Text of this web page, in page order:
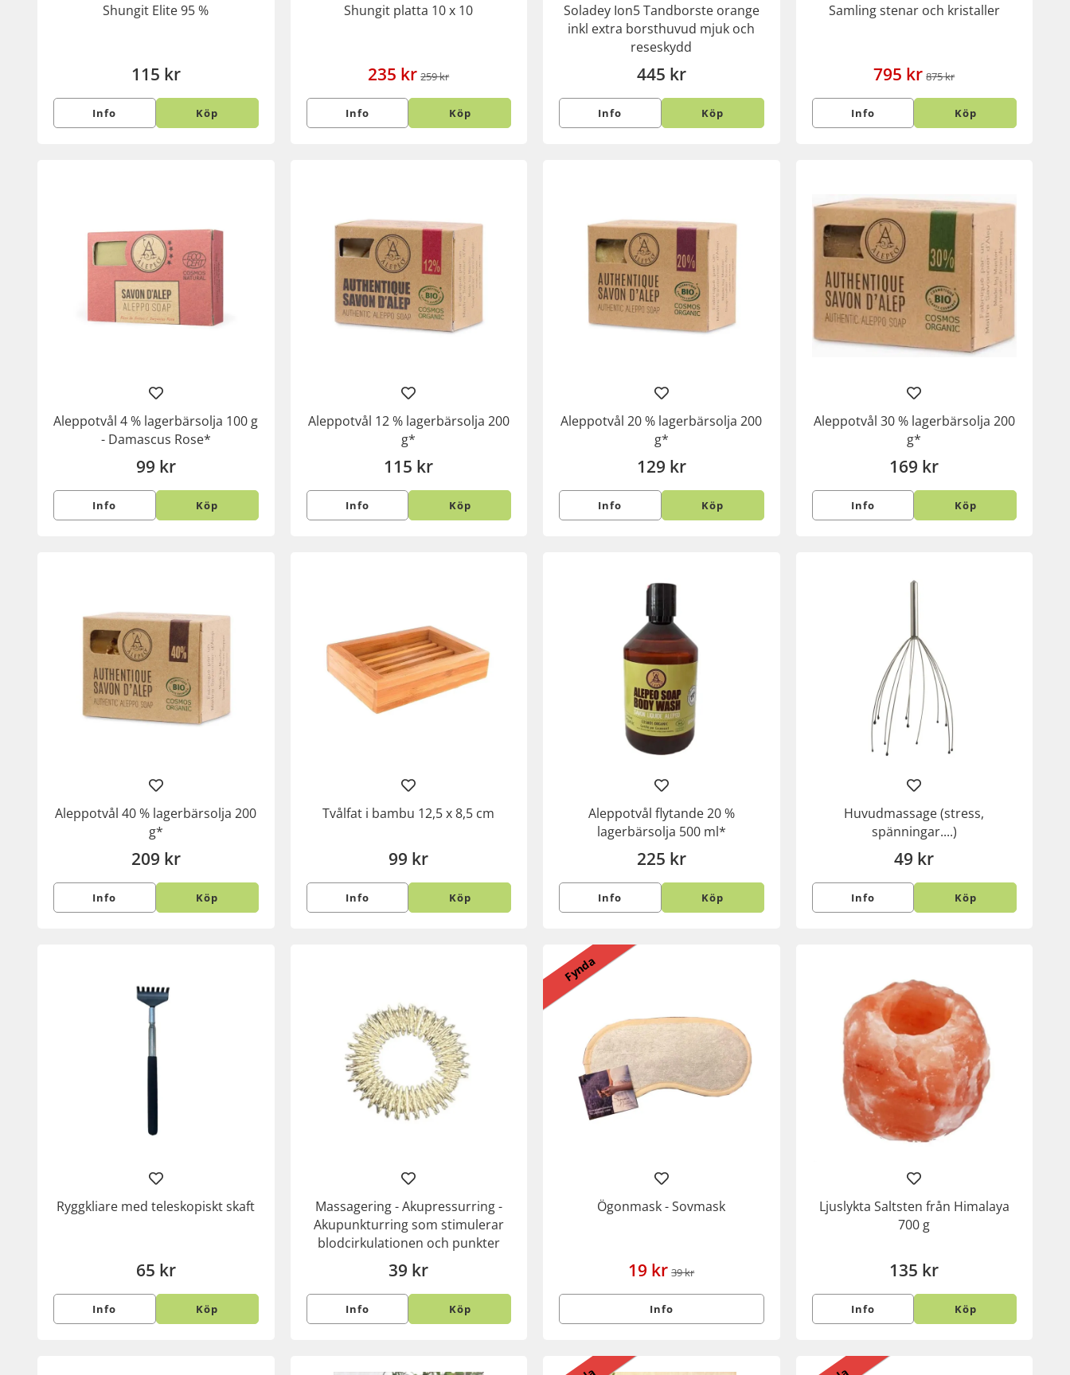
Shungit Elite 95 %
115 kr
Info Köp
Shungit platta 10 x 10
235 kr 259 kr
Info Köp
Soladey Ion5 Tandborste orange
inkl extra borsthuvud mjuk och
reseskydd
445 kr
Info Köp
Samling stenar och kristaller
795 kr 875 kr
Info Köp
Aleppotvål 4 % lagerbärsolja 100 g
- Damascus Rose*
99 kr
Info Köp
Aleppotvål 12 % lagerbärsolja 200
g*
115 kr
Info Köp
Aleppotvål 20 % lagerbärsolja 200
g*
129 kr
Info Köp
Aleppotvål 30 % lagerbärsolja 200
g*
169 kr
Info Köp
Aleppotvål 40 % lagerbärsolja 200
g*
209 kr
Info Köp
Tvålfat i bambu 12,5 x 8,5 cm
99 kr
Info Köp
Aleppotvål flytande 20 %
lagerbärsolja 500 ml*
225 kr
Info Köp
Huvudmassage (stress,
spänningar....)
49 kr
Info Köp
Ryggkliare med teleskopiskt skaft
65 kr
Info Köp
Massagering - Akupressurring -
Akupunkturring som stimulerar
blodcirkulationen och punkter
39 kr
Info Köp
Fynda
Ögonmask - Sovmask
19 kr 39 kr
Info
Ljuslykta Saltsten från Himalaya
700 g
135 kr
Info Köp